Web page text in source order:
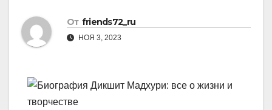
От friends72_ru
НОЯ 3, 2023